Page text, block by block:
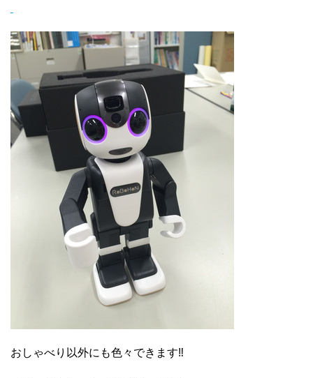
おしゃべり以外にも色々できます‼